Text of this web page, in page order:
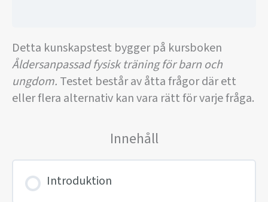
Detta kunskapstest bygger på kursboken
Åldersanpassad fysisk träning för barn och
ungdom. Testet består av åtta frågor där ett
eller flera alternativ kan vara rätt för varje fråga.
Innehåll
Introduktion